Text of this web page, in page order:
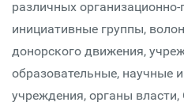
различных
инициативные группы,
донорского движения,
образовательные, научные
учреждения, органы